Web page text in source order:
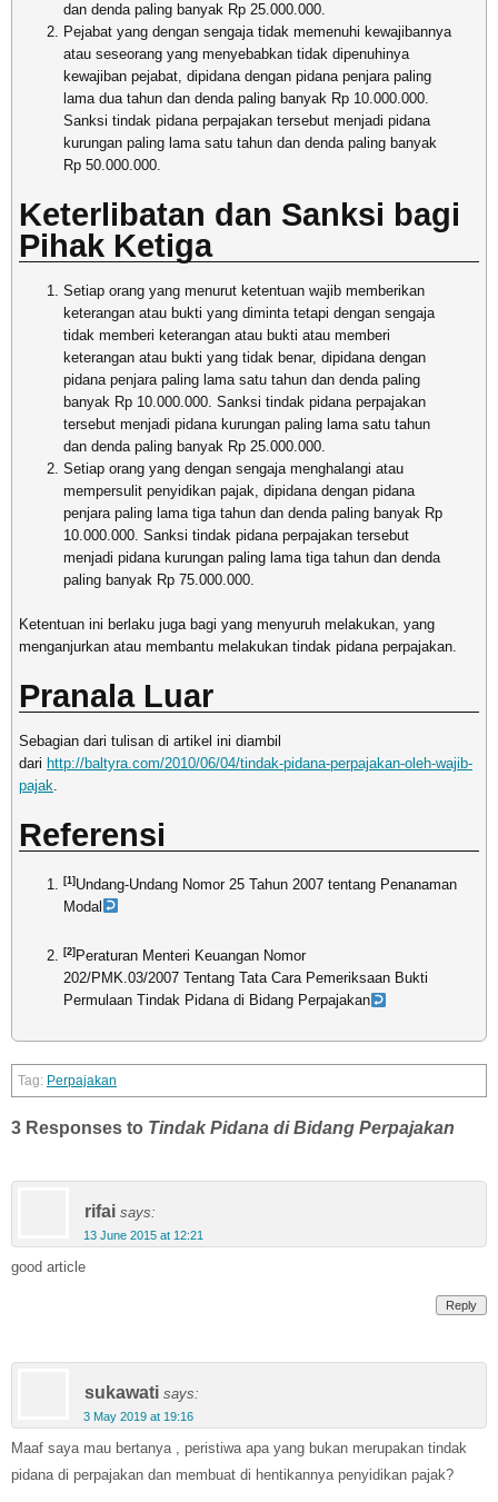
dan denda paling banyak Rp 25.000.000.
Pejabat yang dengan sengaja tidak memenuhi kewajibannya
atau seseorang yang menyebabkan tidak dipenuhinya
kewajiban pejabat, dipidana dengan pidana penjara paling
lama dua tahun dan denda paling banyak Rp 10.000.000.
Sanksi tindak pidana perpajakan tersebut menjadi pidana
kurungan paling lama satu tahun dan denda paling banyak
Rp 50.000.000.
Keterlibatan dan Sanksi bagi
Pihak Ketiga
Setiap orang yang menurut ketentuan wajib memberikan
keterangan atau bukti yang diminta tetapi dengan sengaja
tidak memberi keterangan atau bukti atau memberi
keterangan atau bukti yang tidak benar, dipidana dengan
pidana penjara paling lama satu tahun dan denda paling
banyak Rp 10.000.000. Sanksi tindak pidana perpajakan
tersebut menjadi pidana kurungan paling lama satu tahun
dan denda paling banyak Rp 25.000.000.
Setiap orang yang dengan sengaja menghalangi atau
mempersulit penyidikan pajak, dipidana dengan pidana
penjara paling lama tiga tahun dan denda paling banyak Rp
10.000.000. Sanksi tindak pidana perpajakan tersebut
menjadi pidana kurungan paling lama tiga tahun dan denda
paling banyak Rp 75.000.000.
Ketentuan ini berlaku juga bagi yang menyuruh melakukan, yang
menganjurkan atau membantu melakukan tindak pidana perpajakan.
Pranala Luar
Sebagian dari tulisan di artikel ini diambil
dari http://baltyra.com/2010/06/04/tindak-pidana-perpajakan-oleh-wajib-
pajak
Referensi
[1] Undang-Undang Nomor 25 Tahun 2007 tentang Penanaman
Modal
[2] Peraturan Menteri Keuangan Nomor
202/PMK.03/2007 Tentang Tata Cara Pemeriksaan Bukti
Permulaan Tindak Pidana di Bidang Perpajakan
Perpajakan
3 Responses to Tindak Pidana di Bidang Perpajakan
rifai says:
13 June 2015 at 12:21
good article
Reply
sukawati says:
3 May 2019 at 19:16
Maaf saya mau bertanya , peristiwa apa yang bukan merupakan tindak
pidana di perpajakan dan membuat di hentikannya penyidikan pajak?